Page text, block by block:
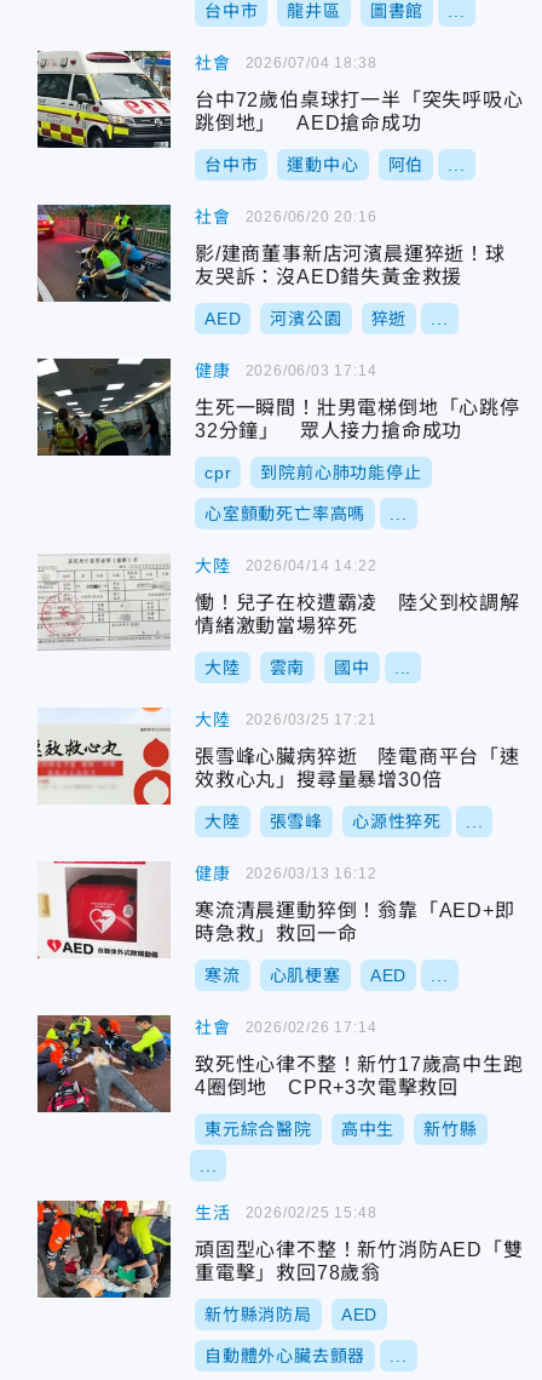
台中市 龍井區 圖書館
社會
台中72歲伯桌球打一半「突失呼吸心
跳倒地」 AED搶命成功
台中市 運動中心 阿伯
2026/07/04 18:38
社會
影/建商董事新店河濱晨運猝逝！球
友哭訴：沒AED錯失黃金救援
AED 河濱公園 猝逝
2026/06/20 20:16
健康
生死一瞬間！壯男電梯倒地「心跳停
32分鐘」 眾人接力搶命成功
cpr 到院前心肺功能停止
心室顫動死亡率高嗎
2026/06/03 17:14
大陸
慟！兒子在校遭霸凌 陸父到校調解
情緒激動當場猝死
大陸 雲南 國中
2026/04/14 14:22
大陸
張雪峰心臟病猝逝 陸電商平台「速
效救心丸」搜尋量暴增30倍
大陸 張雪峰 心源性猝死
2026/03/25 17:21
健康
寒流清晨運動猝倒！翁靠「AED+即
時急救」救回一命
寒流 心肌梗塞 AED
2026/03/13 16:12
社會
致死性心律不整！新竹17歲高中生跑
4圈倒地 CPR+3次電擊救回
東元綜合醫院 高中生 新竹縣
2026/02/26 17:14
生活
頑固型心律不整！新竹消防AED「雙
重電擊」救回78歲翁
新竹縣消防局 AED
自動體外心臟去顫器
2026/02/25 15:48